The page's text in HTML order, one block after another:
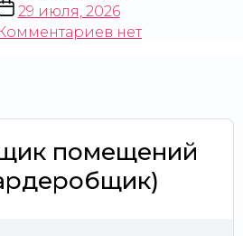
29 июля, 2026
нет
помещений